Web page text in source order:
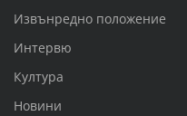
Извънредно положение
Интервю
Култура
Новини